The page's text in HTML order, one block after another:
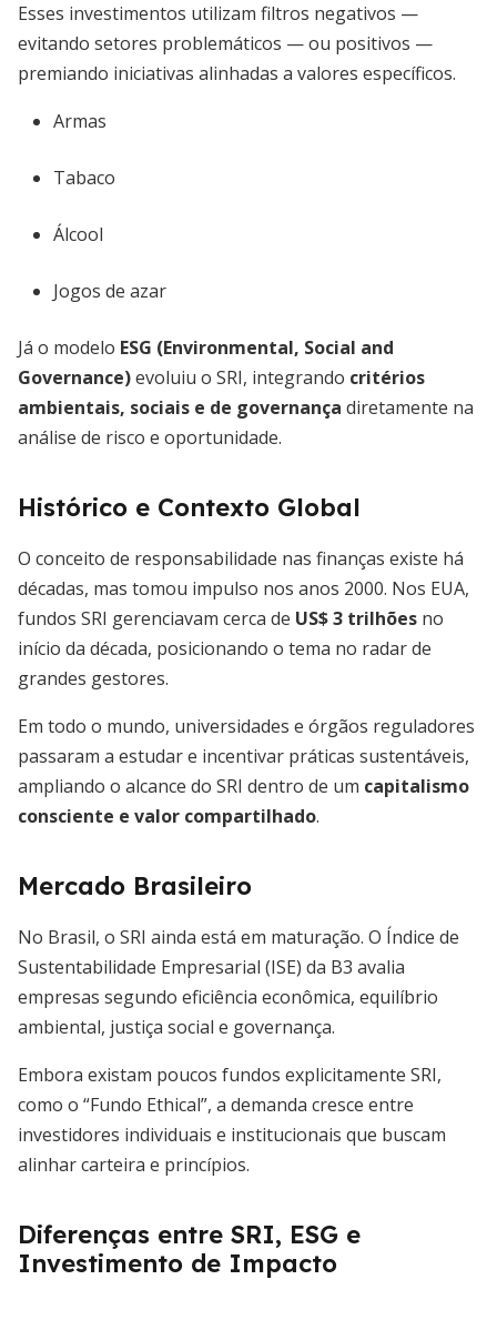
Esses investimentos utilizam filtros negativos —
evitando setores problemáticos — ou positivos —
premiando iniciativas alinhadas a valores específicos.
Armas
Tabaco
Álcool
Jogos de azar
Já o modelo ESG (Environmental, Social and
Governance)evoluiu o SRI, integrando critérios
ambientais, sociais e de governança diretamente na
análise de risco e oportunidade.
Histórico e Contexto Global
O conceito de responsabilidade nas finanças existe há
décadas, mas tomou impulso nos anos 2000. Nos EUA,
fundos SRI gerenciavam cerca de US$ 3 trilhões no
início da década, posicionando o tema no radar de
grandes gestores.
Em todo o mundo, universidades e órgãos reguladores
passaram a estudar e incentivar práticas sustentáveis,
ampliando o alcance do SRI dentro de um capitalismo
consciente e valor compartilhado.
Mercado Brasileiro
No Brasil, o SRI ainda está em maturação. O Índice de
Sustentabilidade Empresarial (ISE) da B3 avalia
empresas segundo eficiência econômica, equilíbrio
ambiental, justiça social e governança.
Embora existam poucos fundos explicitamente SRI,
como o “Fundo Ethical”, a demanda cresce entre
investidores individuais e institucionais que buscam
alinhar carteira e princípios.
Diferenças entre SRI, ESG e
Investimento de Impacto